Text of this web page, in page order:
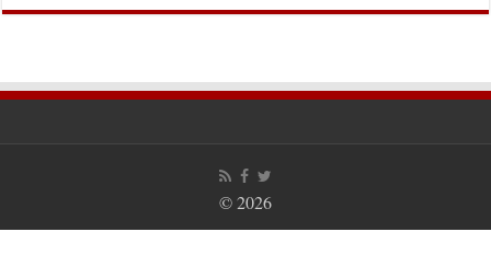
© 2026